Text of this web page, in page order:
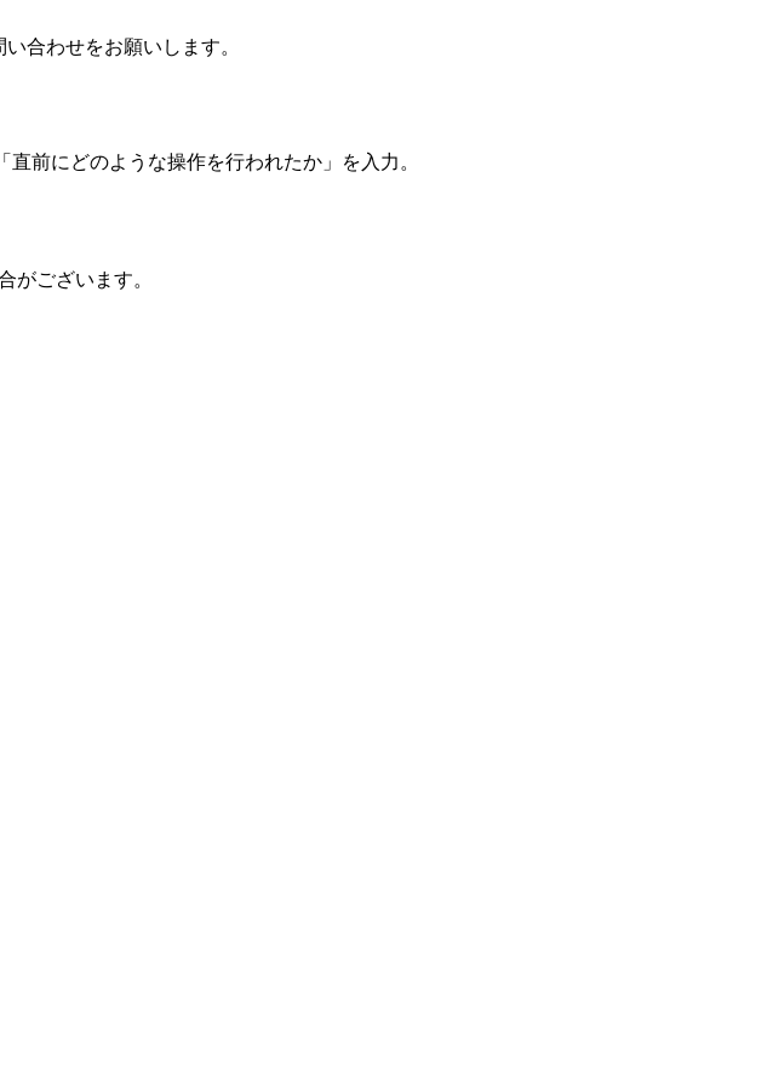
合わせをお願いします。
前にどのような操作を行われたか」を入力。
がございます。